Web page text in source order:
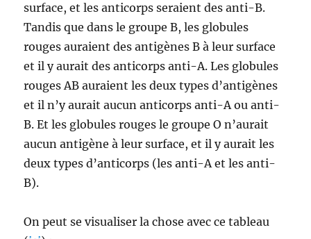
surface, et les anticorps seraient des anti-B.
Tandis que dans le groupe B, les globules
rouges auraient des antigènes B à leur surface
et il y aurait des anticorps anti-A. Les globules
rouges AB auraient les deux types d’antigènes
et il n’y aurait aucun anticorps anti-A ou anti-
B. Et les globules rouges le groupe O n’aurait
aucun antigène à leur surface, et il y aurait les
deux types d’anticorps (les anti-A et les anti-
B).
On peut se visualiser la chose avec ce tableau